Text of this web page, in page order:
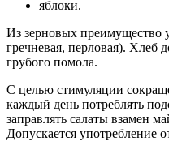
яблоки.
Из зерновых преимущество
гречневая, перловая). Хлеб
грубого помола.
С целью стимуляции
каждый день потреблять
заправлять салаты взамен
Допускается употребление